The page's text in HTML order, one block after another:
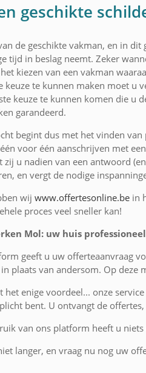
geschikte
de geschikte vakman, en in
tijd in beslag neemt. Zeker
kiezen van een vakman
keuze te kunnen maken moet u
keuze te kunnen komen die u
garandeerd.
begint dus met het vinden
voor één aanschrijven met
zij u nadien van een antwoord
en vergt de nodige
wij www.offertesonline.be in
proces veel sneller kan!
Mol: uw huis
geeft u uw offerteaanvraag
plaats van andersom. Op
het enige voordeel... onze
bent. U ontvangt de
van ons platform heeft u
langer, en vraag nu nog uw